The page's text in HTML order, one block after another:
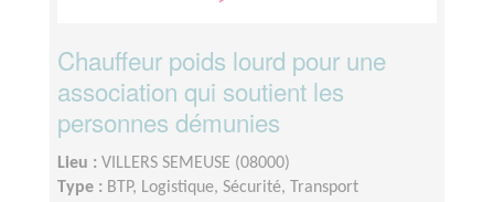
Chauffeur poids lourd pour une
association qui soutient les
personnes démunies
Lieu : VILLERS SEMEUSE (08000)
Type : BTP, Logistique, Sécurité, Transport